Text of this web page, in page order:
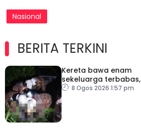
Nasional
BERITA TERKINI
Kereta bawa enam
sekeluarga terbabas,
pemandu maut
8 Ogos 2026 1:57 pm